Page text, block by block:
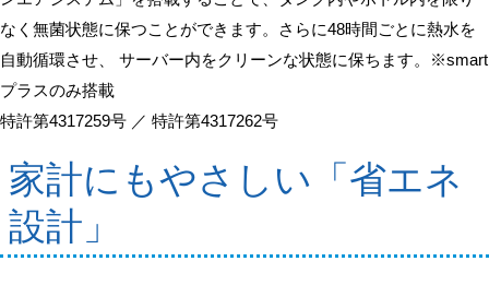
なく無菌状態に保つことができます。さらに48時間ごとに熱水を
自動循環させ、 サーバー内をクリーンな状態に保ちます。※smart
プラスのみ搭載
特許第4317259号 ／ 特許第4317262号
家計にもやさしい「省エネ
設計」